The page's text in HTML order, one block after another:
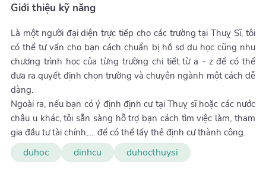
Giới thiệu kỹ năng
Là một người đại diện trực tiếp cho các trường tại Thuỵ Sĩ, tôi
có thể tư vấn cho bạn cách chuẩn bị hồ sơ du học cũng như
chương trình học của từng trường chi tiết từ a - z để có thể
đưa ra quyết định chọn trường và chuyên ngành một cách dễ
dàng.
Ngoài ra, nếu bạn có ý định định cư tại Thuỵ sĩ hoặc các nước
châu u khác, tôi sẵn sàng hỗ trợ bạn cách tìm việc làm, tham
gia đầu tư tài chính,.... để có thể lấy thẻ định cư thành công.
duhoc dinhcu duhocthuysi